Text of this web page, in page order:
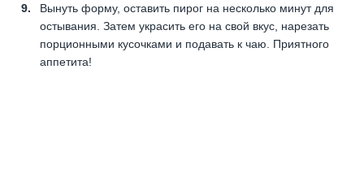
Вынуть форму, оставить пирог на несколько минут для
остывания. Затем украсить его на свой вкус, нарезать
порционными кусочками и подавать к чаю. Приятного
аппетита!